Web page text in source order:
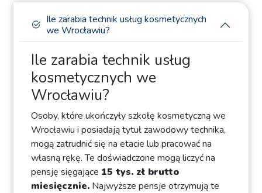
Ile zarabia technik usług kosmetycznych
we Wrocławiu?
Ile zarabia technik usług
kosmetycznych we
Wrocławiu?
Osoby, które ukończyły szkołę kosmetyczną we
Wrocławiu i posiadają tytuł zawodowy technika,
mogą zatrudnić się na etacie lub pracować na
własną rękę. Te doświadczone mogą liczyć na
pensję sięgające 15 tys. zł brutto
miesięcznie. Najwyższe pensje otrzymują te